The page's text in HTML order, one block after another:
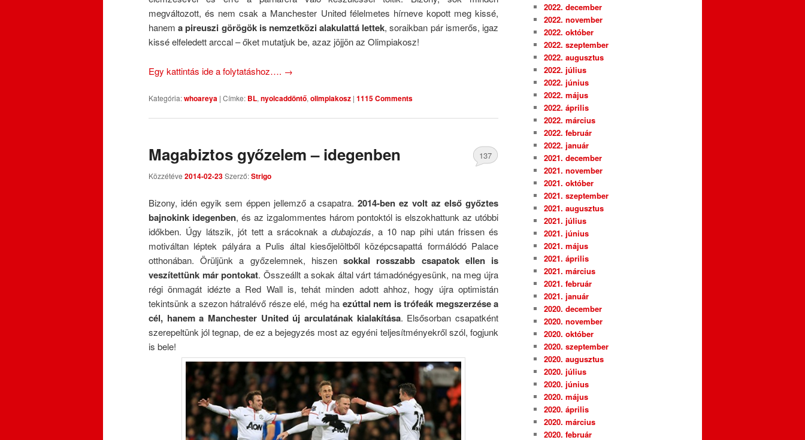
megváltozott, és nem csak a Manchester United félelmetes hírneve kopott meg kissé,
hanema pireuszi görögök is nemzetközi alakulattá lettek, soraikban pár ismerős, igaz
kissé elfeledett arccal – őket mutatjuk be, azaz jöjjön az Olimpiakosz!
Egy kattintás ide a folytatáshoz…. →
Kategória:whoareya | Címke: BL, nyolcaddöntő, olimpiakosz | 1115 Comments
Magabiztos győzelem – idegenben
Közzétéve 2014-02-23Szerző:Strigo
137
Bizony, idén egyik sem éppen jellemző a csapatra.2014-ben ez volt az első győztes
bajnokink idegenben, és az izgalommentes három pontoktól is elszokhattunk az utóbbi
időkben. Úgy látszik, jót tett a srácoknak adubajozás, a 10 nap pihi után frissen és
motiváltan léptek pályára a Pulis által kiesőjelöltből középcsapattá formálódó Palace
otthonában. Örüljünk a győzelemnek, hiszensokkal rosszabb csapatok ellen is
veszítettünk már pontokat. Összeállt a sokak által várt támadónégyesünk, na meg újra
régi önmagát idézte a Red Wall is, tehát minden adott ahhoz, hogy újra optimistán
tekintsünk a szezon hátralévő része elé, még ha ezúttal nem is trófeák megszerzése a
cél, hanem a Manchester United új arculatának kialakítása. Elsősorban csapatként
szerepeltünk jól tegnap, de ez a bejegyzés most az egyéni teljesítményekről szól, fogjunk
is bele!
2022. december
2022. november
2022. október
2022. szeptember
2022. augusztus
2022. július
2022. június
2022. május
2022. április
2022. március
2022. február
2022. január
2021. december
2021. november
2021. október
2021. szeptember
2021. augusztus
2021. július
2021. június
2021. május
2021. április
2021. március
2021. február
2021. január
2020. december
2020. november
2020. október
2020. szeptember
2020. augusztus
2020. július
2020. június
2020. május
2020. április
2020. március
2020. február